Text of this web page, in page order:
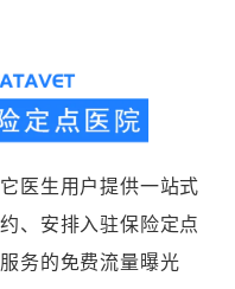
医生用户提供一站式
、安排入驻保险定点
务的免费流量曝光